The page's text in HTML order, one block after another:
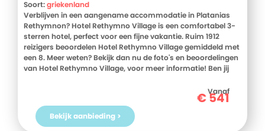
Soort:griekenland
Verblijven in een aangename accommodatie in Platanias
Rethymnon? Hotel Rethymno Village is een comfortabel 3-
sterren hotel, perfect voor een fijne vakantie. Ruim 1912
reizigers beoordelen Hotel Rethymno Village gemiddeld met
een 8. Meer weten? Bekijk dan nu de foto's en beoordelingen
van Hotel Rethymno Village, voor meer informatie! Ben jij
vakantie naar Hotel Rethymno Village vandaag nog!Vanaf
€541
Bekijk aanbieding >